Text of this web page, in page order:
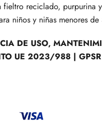
fieltro reciclado, purpurina
niños y niñas menores
DE USO,
UE 2023/988 | GPSR